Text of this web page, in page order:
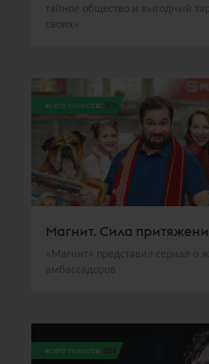
тайное общество и выгодный
своих»
всего голосов: 301
Магнит. Сила
«Магнит» представил сериал о
амбассадоров
всего голосов: 277